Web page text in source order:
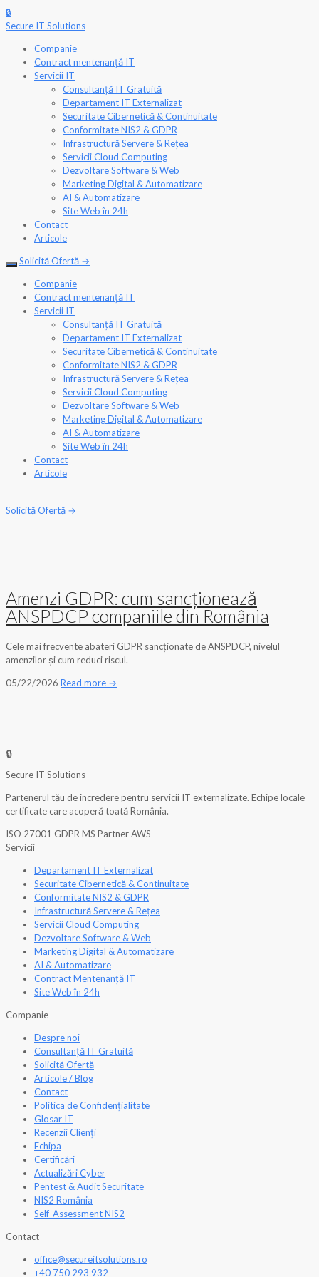
🔒
Secure IT Solutions
Companie
Contract mentenanțǎ IT
Servicii IT
Consultanță IT Gratuită
Departament IT Externalizat
Securitate Cibernetică & Continuitate
Conformitate NIS2 & GDPR
Infrastructură Servere & Rețea
Servicii Cloud Computing
Dezvoltare Software & Web
Marketing Digital & Automatizare
AI & Automatizare
Site Web în 24h
Contact
Articole
Solicită Ofertă →
Companie
Contract mentenanțǎ IT
Servicii IT
Consultanță IT Gratuită
Departament IT Externalizat
Securitate Cibernetică & Continuitate
Conformitate NIS2 & GDPR
Infrastructură Servere & Rețea
Servicii Cloud Computing
Dezvoltare Software & Web
Marketing Digital & Automatizare
AI & Automatizare
Site Web în 24h
Contact
Articole
Solicită Ofertă →
Amenzi GDPR: cum sancționează
ANSPDCP companiile din România
Cele mai frecvente abateri GDPR sancționate de ANSPDCP, nivelul
amenzilor și cum reduci riscul.
05/22/2026 Read more →
🔒
Secure IT Solutions
Partenerul tău de încredere pentru servicii IT externalizate. Echipe locale
certificate care acoperă toată România.
ISO 27001 GDPR MS PartnerAWS
Servicii
Departament IT Externalizat
Securitate Cibernetică & Continuitate
Conformitate NIS2 & GDPR
Infrastructură Servere & Rețea
Servicii Cloud Computing
Dezvoltare Software & Web
Marketing Digital & Automatizare
AI & Automatizare
Contract Mentenanță IT
Site Web în 24h
Companie
Despre noi
Consultanță IT Gratuită
Solicită Ofertă
Articole / Blog
Contact
Politica de Confidențialitate
Glosar IT
Recenzii Clienți
Echipa
Certificări
Actualizări Cyber
Pentest & Audit Securitate
NIS2 România
Self-Assessment NIS2
Contact
office@secureitsolutions.ro
+40 750 293 932